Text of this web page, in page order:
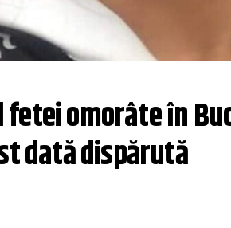
fetei omorâte în
dată dispărută